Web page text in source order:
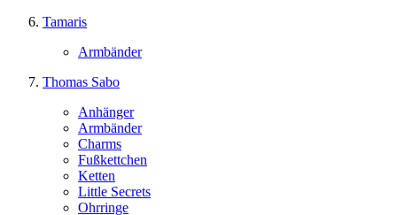
Tamaris
Armbänder
Thomas Sabo
Anhänger
Armbänder
Charms
Fußkettchen
Ketten
Little Secrets
Ohrringe